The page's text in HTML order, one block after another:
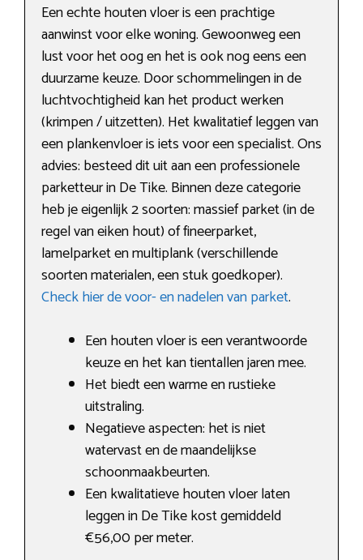
Een echte houten vloer is een prachtige
aanwinst voor elke woning. Gewoonweg een
lust voor het oog en het is ook nog eens een
duurzame keuze. Door schommelingen in de
luchtvochtigheid kan het product werken
(krimpen / uitzetten). Het kwalitatief leggen van
een plankenvloer is iets voor een specialist. Ons
advies: besteed dit uit aan een professionele
parketteur in De Tike. Binnen deze categorie
heb je eigenlijk 2 soorten: massief parket (in de
regel van eiken hout) of fineerparket,
lamelparket en multiplank (verschillende
soorten materialen, een stuk goedkoper).
Check hier de voor- en nadelen van parket.
Een houten vloer is een verantwoorde
keuze en het kan tientallen jaren mee.
Het biedt een warme en rustieke
uitstraling.
Negatieve aspecten: het is niet
watervast en de maandelijkse
schoonmaakbeurten.
Een kwalitatieve houten vloer laten
leggen in De Tike kost gemiddeld
€56,00 per meter.